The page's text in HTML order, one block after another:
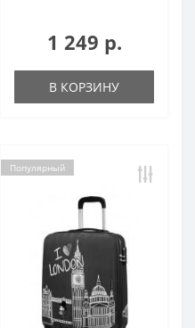
1 249 р.
В КОРЗИНУ
Популярный